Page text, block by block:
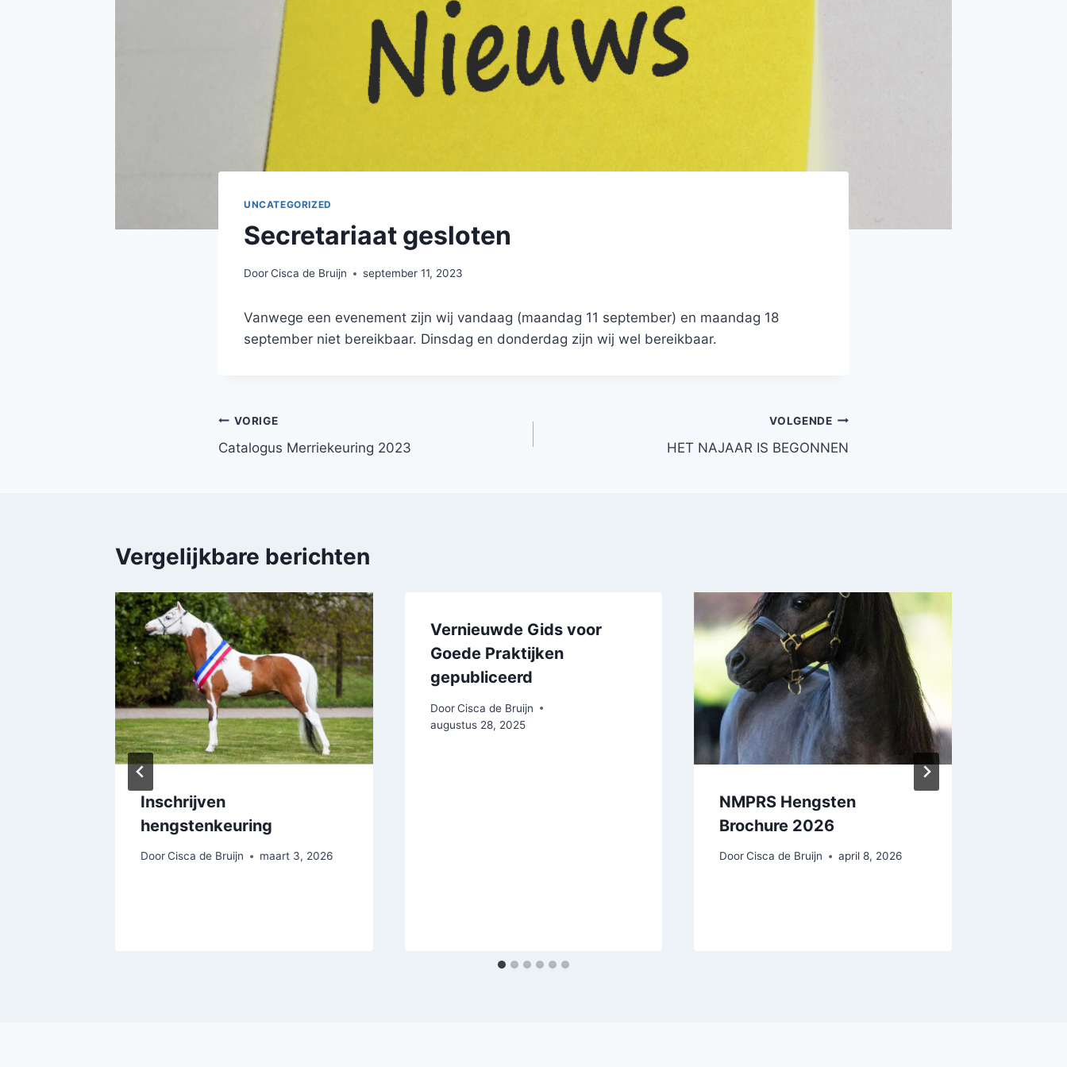
UNCATEGORIZED
Secretariaat gesloten
DoorCisca de Bruijn september 11, 2023
Vanwege een evenement zijn wij vandaag (maandag 11 september) en maandag 18
september niet bereikbaar. Dinsdag en donderdag zijn wij wel bereikbaar.
Bericht
navigatie
VORIGE
Catalogus Merriekeuring 2023
VOLGENDE
HET NAJAAR IS BEGONNEN
Vergelijkbare berichten
Inschrijven
hengstenkeuring
DoorCisca de Bruijn maart 3, 2026
Vernieuwde Gids voor
Goede Praktijken
gepubliceerd
Door Cisca de Bruijn
augustus 28, 2025
NMPRS Hengsten
Brochure 2026
Door Cisca de Bruijn april 8, 2026